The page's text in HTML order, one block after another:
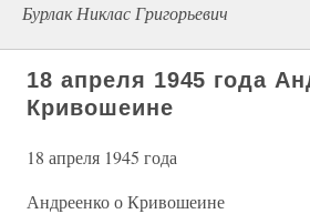
Бурлак Никлас Григорьевич
18 апреля 1945 года
Кривошеине
18 апреля 1945 года
Андреенко о Кривошеине